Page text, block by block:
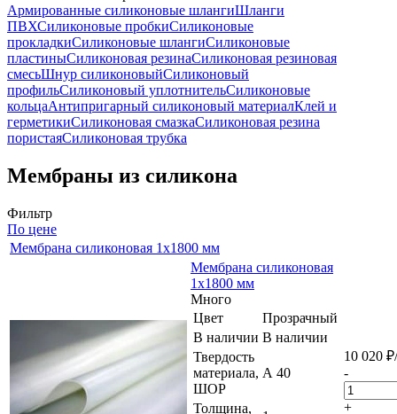
Армированные силиконовые шлангиШланги
ПВХСиликоновые пробкиСиликоновые
прокладкиСиликоновые шлангиСиликоновые
пластиныСиликоновая резинаСиликоновая резиновая
смесьШнур силиконовыйСиликоновый
профильСиликоновый уплотнительСиликоновые
кольцаАнтипригарный силиконовый материалКлей и
герметикиСиликоновая смазкаСиликоновая резина
пористаяСиликоновая трубка
Мембраны из силикона
Фильтр
По цене
Мембрана силиконовая 1х1800 мм
Мембрана силиконовая
1х1800 мм
Много
Цвет
Прозрачный
В наличии В наличии
Твердость
материала,
ШОР
А 40
Толщина,
10 020 ₽
-
+